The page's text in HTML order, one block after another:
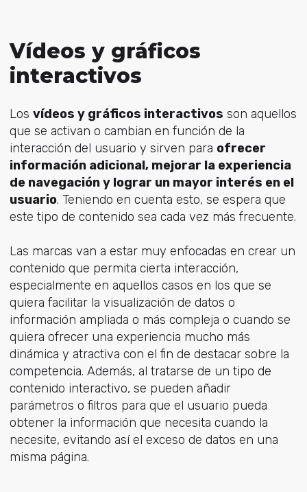
Vídeos y gráficos
interactivos
Los vídeos y gráficos interactivos son aquellos
que se activan o cambian en función de la
interacción del usuario y sirven para ofrecer
información adicional, mejorar la experiencia
de navegación y lograr un mayor interés en el
usuario. Teniendo en cuenta esto, se espera que
este tipo de contenido sea cada vez más frecuente.
Las marcas van a estar muy enfocadas en crear un
contenido que permita cierta interacción,
especialmente en aquellos casos en los que se
quiera facilitar la visualización de datos o
información ampliada o más compleja o cuando se
quiera ofrecer una experiencia mucho más
dinámica y atractiva con el fin de destacar sobre la
competencia. Además, al tratarse de un tipo de
contenido interactivo, se pueden añadir
parámetros o filtros para que el usuario pueda
obtener la información que necesita cuando la
necesite, evitando así el exceso de datos en una
misma página.